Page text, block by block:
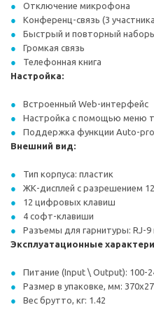
Отключение микрофона
Конференц-связь (3
Быстрый и повторный
Громкая связь
Телефонная книга
Настройка:
Встроенный Web-интерфейс
Настройка с помощью меню
Поддержка функции Auto-
Внешний вид:
Тип корпуса: пластик
ЖК-дисплей с разрешением
12 цифровых клавиш
4 софт-клавиши
Разъемы для гарнитуры: RJ-9
Эксплуатационные
Питание (Input \ Output): 100-
Размер в упаковке, мм:
Вес брутто, кг: 1.42